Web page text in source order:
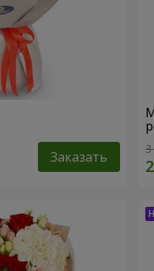
Заказать 3